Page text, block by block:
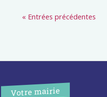
« Entrées précédentes
Votre mairie